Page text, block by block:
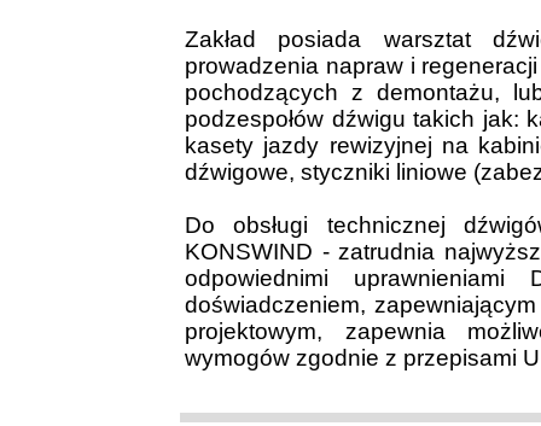
Zakład posiada warsztat
prowadzenia napraw i
pochodzących z demontażu,
podzespołów dźwigu takich jak:
kasety jazdy rewizyjnej na
dźwigowe, styczniki liniowe
Do obsługi technicznej
KONSWIND - zatrudnia
odpowiednimi
doświadczeniem,
projektowym, zapewnia
wymogów zgodnie z przepisami